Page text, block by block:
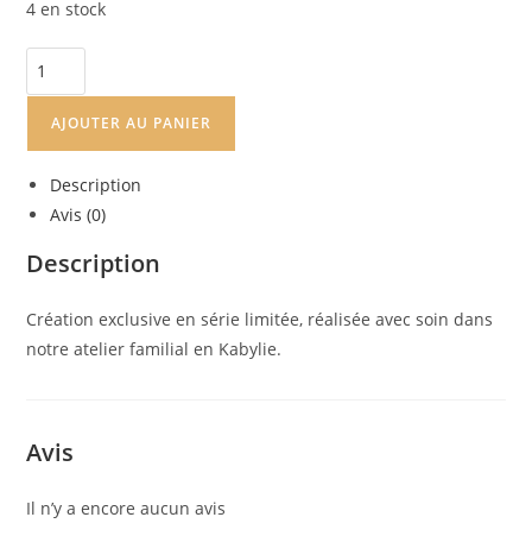
4 en stock
AJOUTER AU PANIER
Description
Avis (0)
Description
Création exclusive en série limitée, réalisée avec soin dans
notre atelier familial en Kabylie.
Avis
Il n’y a encore aucun avis